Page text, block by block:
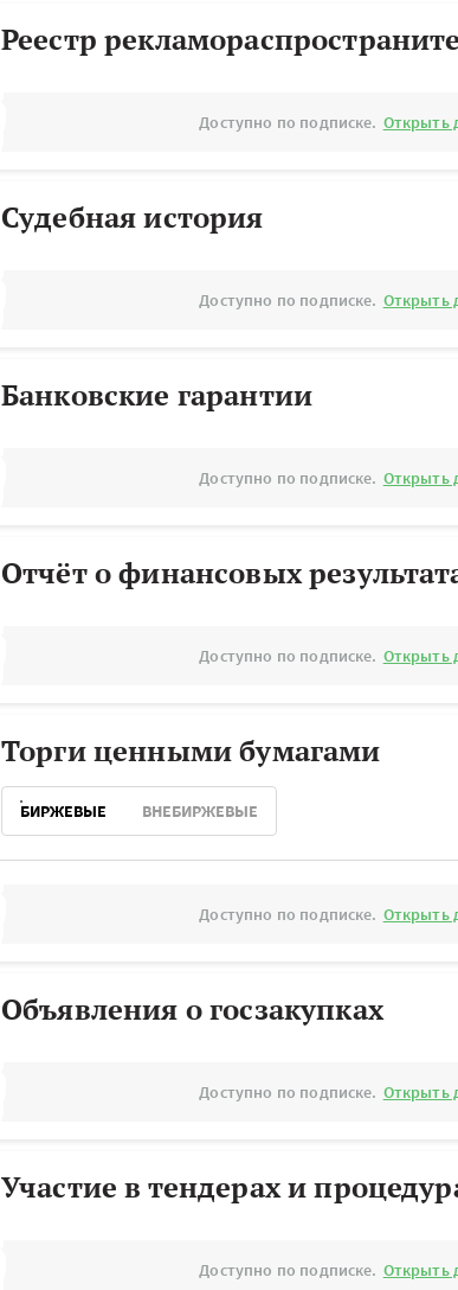
Реестр
Доступно по подписке. Открыть
Судебная история
Доступно по подписке. Открыть
Банковские гарантии
Доступно по подписке. Открыть
Отчёт о финансовых
Доступно по подписке. Открыть
Торги ценными бумагами
БИРЖЕВЫЕ ВНЕБИРЖЕВЫЕ
Доступно по подписке. Открыть
Объявления о госзакупках
Доступно по подписке. Открыть
Участие в тендерах и
Доступно по подписке. Открыть